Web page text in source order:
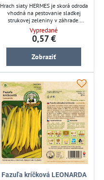
Hrach siaty HERMES je skorá odroda
vhodná na pestovanie sladkej
strukovej zeleniny v záhrade.
Odolné semená zabezpečia
spoľahlivú úrodu pre pestovateľov
záhrad i malých políčok. Ideálny
pre ekologickú aj bežnú záhradnú
kultiváciu.
Vypredané
0,57 €
Zobraziť
Fazuľa kríčková LEONARDA